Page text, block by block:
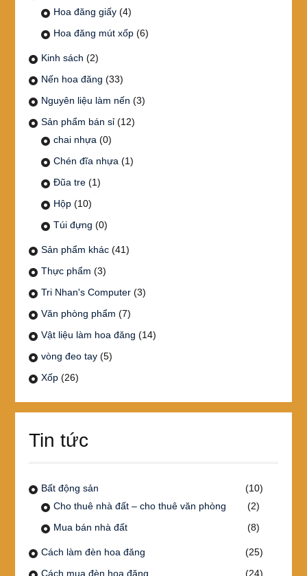
Hoa đăng giấy (4)
Hoa đăng mút xốp (6)
Kinh sách (2)
Nến hoa đăng (33)
Nguyên liệu làm nến (3)
Sản phẩm bán sỉ (12)
chai nhựa (0)
Chén đĩa nhựa (1)
Đũa tre (1)
Hộp (10)
Túi đựng (0)
Sản phẩm khác (41)
Thực phẩm (3)
Tri Nhan's Computer (3)
Văn phòng phẩm (7)
Vật liệu làm hoa đăng (14)
vòng đeo tay (5)
Xốp (26)
Tin tức
Bất động sản
(10)
Cho thuê nhà đất – cho thuê văn phòng
(2)
Mua bán nhà đất
(8)
Cách làm đèn hoa đăng
(25)
Cách mua đèn hoa đăng
(24)